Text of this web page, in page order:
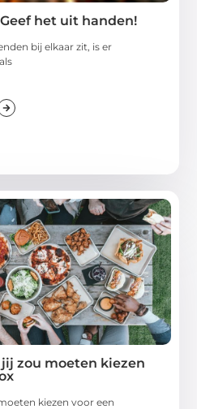
het uit handen!
bij elkaar zit, is er
zou moeten kiezen
kiezen voor een